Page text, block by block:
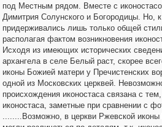
под Местным рядом. Вместе с
Димитрия Солунского и Богородицы. Но,
придерживались лишь только общей
располагая фактом возникновения
Исходя из имеющих исторических
архангела в селе Белый раст, скорее
иконы Божией матери у Пречистенских
одной из Московских церквей.
происхождения иконостаса связана с
иконостаса, заметные при сравнении с
........Возможно, в церкви Ржевской